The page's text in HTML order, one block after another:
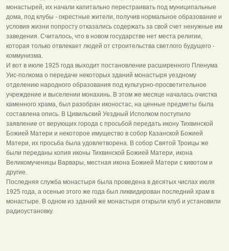
монастырей, их начали капитально перестраивать под муниципальные
дома, под клубы - окрестные жители, получив нормальное образование и
условия жизни попросту отказались содержать за свой счет ненужные им
заведения. Считалось, что в новом государстве нет места религии,
которая только отвлекает людей от строительства светлого будущего -
коммунизма.
И вот в июле 1925 года выходит постановление расширенного Пленума
Уис-полкома о передаче некоторых зданий монастыря уездному
отделению народного образования под культурно-просветительное
учреждение и выселении монахинь. В этом же месяце началась очистка
каменного храма, был разобран иконостас, на ценные предметы была
составлена опись. В Цивильский Уездный Исполком поступило
заявление от верующих города с просьбой передать икону Тихвинской
Божией Матери и некоторое имущество в собор Казанской Божией
Матери, их просьба была удовлетворена. В собор Святой Троицы же
были переданы копия иконы Тихвинской Божией Матери, икона
Великомученицы Варвары, местная икона Божией Матери с кивотом и
другие.
Последняя служба монастыря была проведена в десятых числах июля
1925 года, а осенью этого же года был ликвидирован последний храм в
монастыре. В одном из зданий же монастыря открыли клуб и установили
радиоустановку.